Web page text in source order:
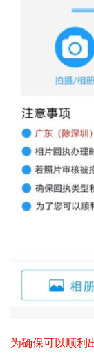
为确保可以顺利